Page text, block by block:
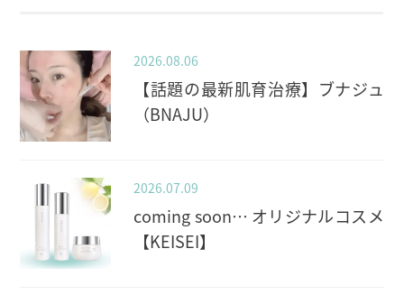
2026.08.06
【話題の最新肌育治療】ブナジュ
（BNAJU）
2026.07.09
coming soon… オリジナルコスメ
【KEISEI】